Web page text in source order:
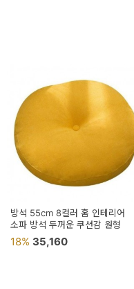
구
리
어
품
방석 55cm 8컬러 홈 인테리어
소파 방석 두꺼운 쿠션감 원형
18% 35,160